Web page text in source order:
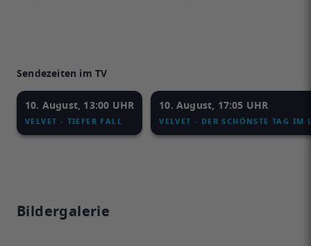
Sendezeiten im TV
10. August, 13:00 UHR
VELVET - TIEFER FALL
10. August, 17:05 UHR
VELVET - DER SCHÖNSTE TAG IM
Bildergalerie